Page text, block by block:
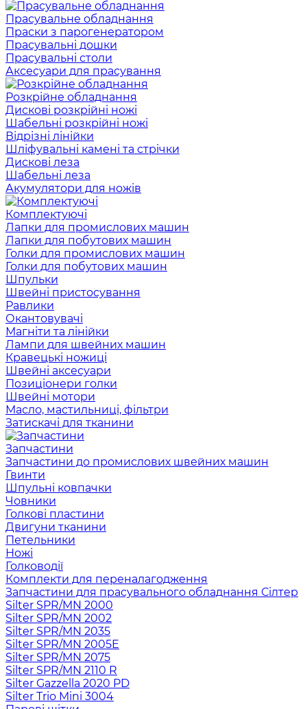
Прасувальне обладнання
Праски з парогенератором
Прасувальні дошки
Прасувальні столи
Аксесуари для прасування
Розкрійне обладнання
Дискові розкрійні ножі
Шабельні розкрійні ножі
Відрізні лінійки
Шліфувальні камені та стрічки
Дискові леза
Шабельні леза
Акумулятори для ножів
Комплектуючі
Лапки для промислових машин
Лапки для побутових машин
Голки для промислових машин
Голки для побутових машин
Шпульки
Швейні пристосування
Равлики
Окантовувачі
Магніти та лінійки
Лампи для швейних машин
Кравецькі ножиці
Швейні аксесуари
Позиціонери голки
Швейні мотори
Масло, мастильниці, фільтри
Затискачі для тканини
Запчастини
Запчастини до промислових швейних машин
Гвинти
Шпульні ковпачки
Човники
Голкові пластини
Двигуни тканини
Петельники
Ножі
Голководії
Комплекти для переналагодження
Запчастини для прасувального обладнання Сілтер
Silter SPR/MN 2000
Silter SPR/MN 2002
Silter SPR/MN 2035
Silter SPR/MN 2005E
Silter SPR/MN 2075
Silter SPR/MN 2110 R
Silter Gazzella 2020 PD
Silter Trio Mini 3004